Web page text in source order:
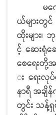
မကွေးတို
ယ်များတွ
ထိုးများ၊
င့် ဆေးရုံဆ
စေရေးတို့
း ရေးလု
နာရီ အခ
တွင်း သန့်ရှ